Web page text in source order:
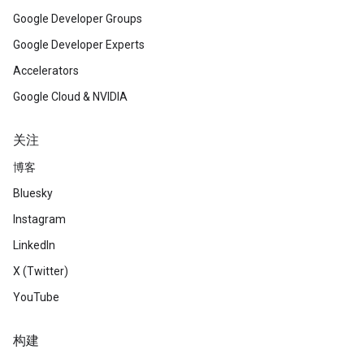
Google Developer Groups
Google Developer Experts
Accelerators
Google Cloud & NVIDIA
关注
博客
Bluesky
Instagram
LinkedIn
X (Twitter)
YouTube
构建